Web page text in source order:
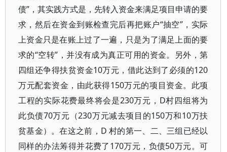
债”，其实践方式是，先转入资金来满足项目申请的要
求，然后在资金到账检查完后再把账户“抽空”，实际
上资金只是在账上过了一遍，只是为了满足上面的要
求的“空转”，并没有成为真正可用的资金。另外，第
四组还争得扶贫资金10万元，借此达到了必须的120
万元配套资金，由此获得150万元的项目资金。此项
工程的实际花费最终将会是230万元，D村四组将为
此负债70万元（230万元减去项目的150万和10万扶
贫基金）。在这之前，D 村的第一、二、三组已经以
同样的办法筹得并花费了170万元，负债50万元。可